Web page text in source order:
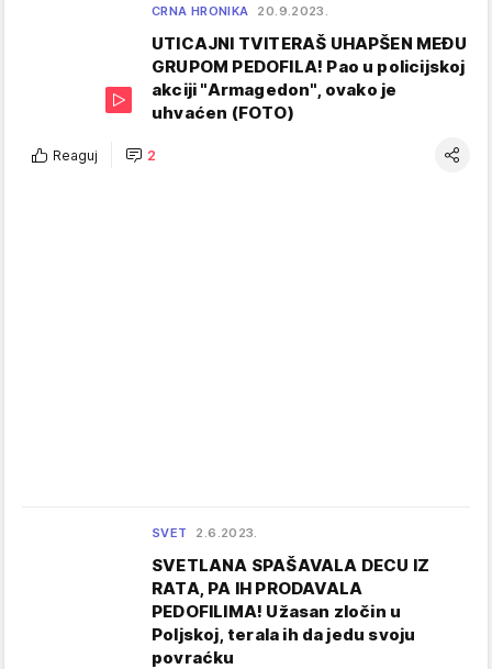
CRNA HRONIKA 20.9.2023.
UTICAJNI TVITERAŠ UHAPŠEN MEĐU
GRUPOM PEDOFILA! Pao u policijskoj
akciji "Armagedon", ovako je
uhvaćen (FOTO)
Reaguj 2
SVET 2.6.2023.
SVETLANA SPAŠAVALA DECU IZ
RATA, PA IH PRODAVALA
PEDOFILIMA! Užasan zločin u
Poljskoj, terala ih da jedu svoju
povraćku